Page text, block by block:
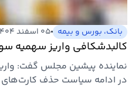
بانک، بورس و بیمه ۰۵ اسفند ۱۴۰۴
کالبدشکافی واریز سهمیه
نماینده پیشین مجلس گفت:
در ادامه سیاست حذف کارت‌‌های